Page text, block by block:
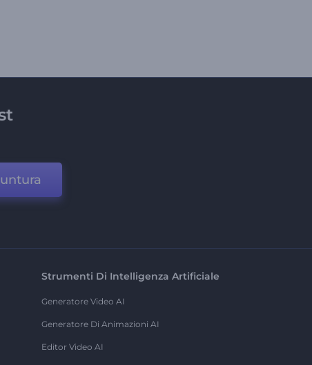
Strumenti Di Intelligenza Artificiale
Generatore Video AI
Generatore Di Animazioni AI
Editor Video AI